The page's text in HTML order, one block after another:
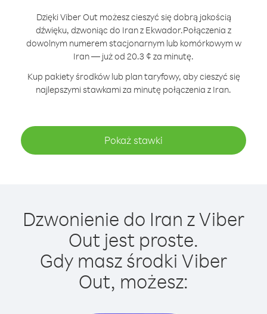
Dzięki Viber Out możesz cieszyć się dobrą jakością
dźwięku, dzwoniąc do Iran z Ekwador.Połączenia z
dowolnym numerem stacjonarnym lub komórkowym w
Iran — już od 20.3 ¢ za minutę.
Kup pakiety środków lub plan taryfowy, aby cieszyć się
najlepszymi stawkami za minutę połączenia z Iran.
Pokaż stawki
Dzwonienie do Iran z Viber
Out jest proste.
Gdy masz środki Viber
Out, możesz: